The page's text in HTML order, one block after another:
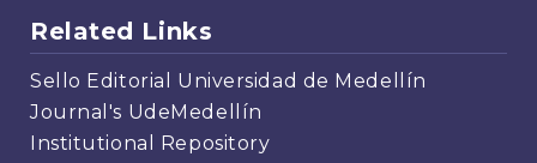
Related Links
Sello Editorial Universidad de Medellín
Journal's UdeMedellín
Institutional Repository